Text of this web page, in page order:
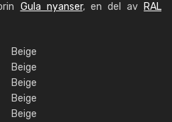
Gula nyanser, en del av RAL
Beige
Beige
Beige
Beige
Beige